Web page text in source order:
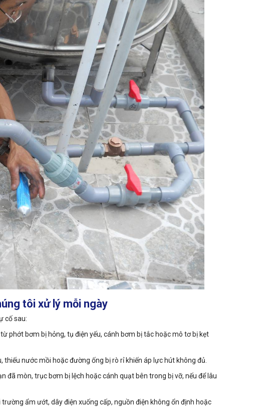
tôi xử lý mỗi ngày
cố sau:
phớt bơm bị hỏng, tụ điện yếu, cánh bơm bị tắc hoặc mô tơ bị kẹt
nước mồi hoặc đường ống bị rò rỉ khiến áp lực hút không đủ.
đã mòn, trục bơm bị lệch hoặc cánh quạt bên trong bị vỡ, nếu để lâu
ẩm ướt, dây điện xuống cấp, nguồn điện không ổn định hoặc